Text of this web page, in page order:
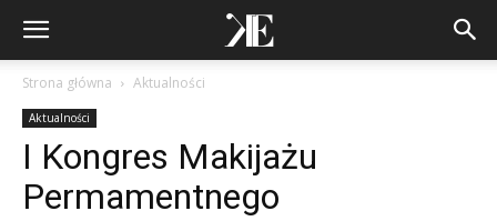
Strona główna Aktualności
Aktualności
I Kongres Makijażu
Permamentnego